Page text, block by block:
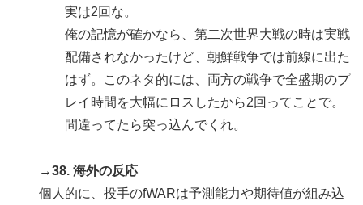
実は2回な。
俺の記憶が確かなら、第二次世界大戦の時は実戦
配備されなかったけど、朝鮮戦争では前線に出た
はず。このネタ的には、両方の戦争で全盛期のプ
レイ時間を大幅にロスしたから2回ってことで。
間違ってたら突っ込んでくれ。
→38. 海外の反応
個人的に、投手のfWARは予測能力や期待値が組み込